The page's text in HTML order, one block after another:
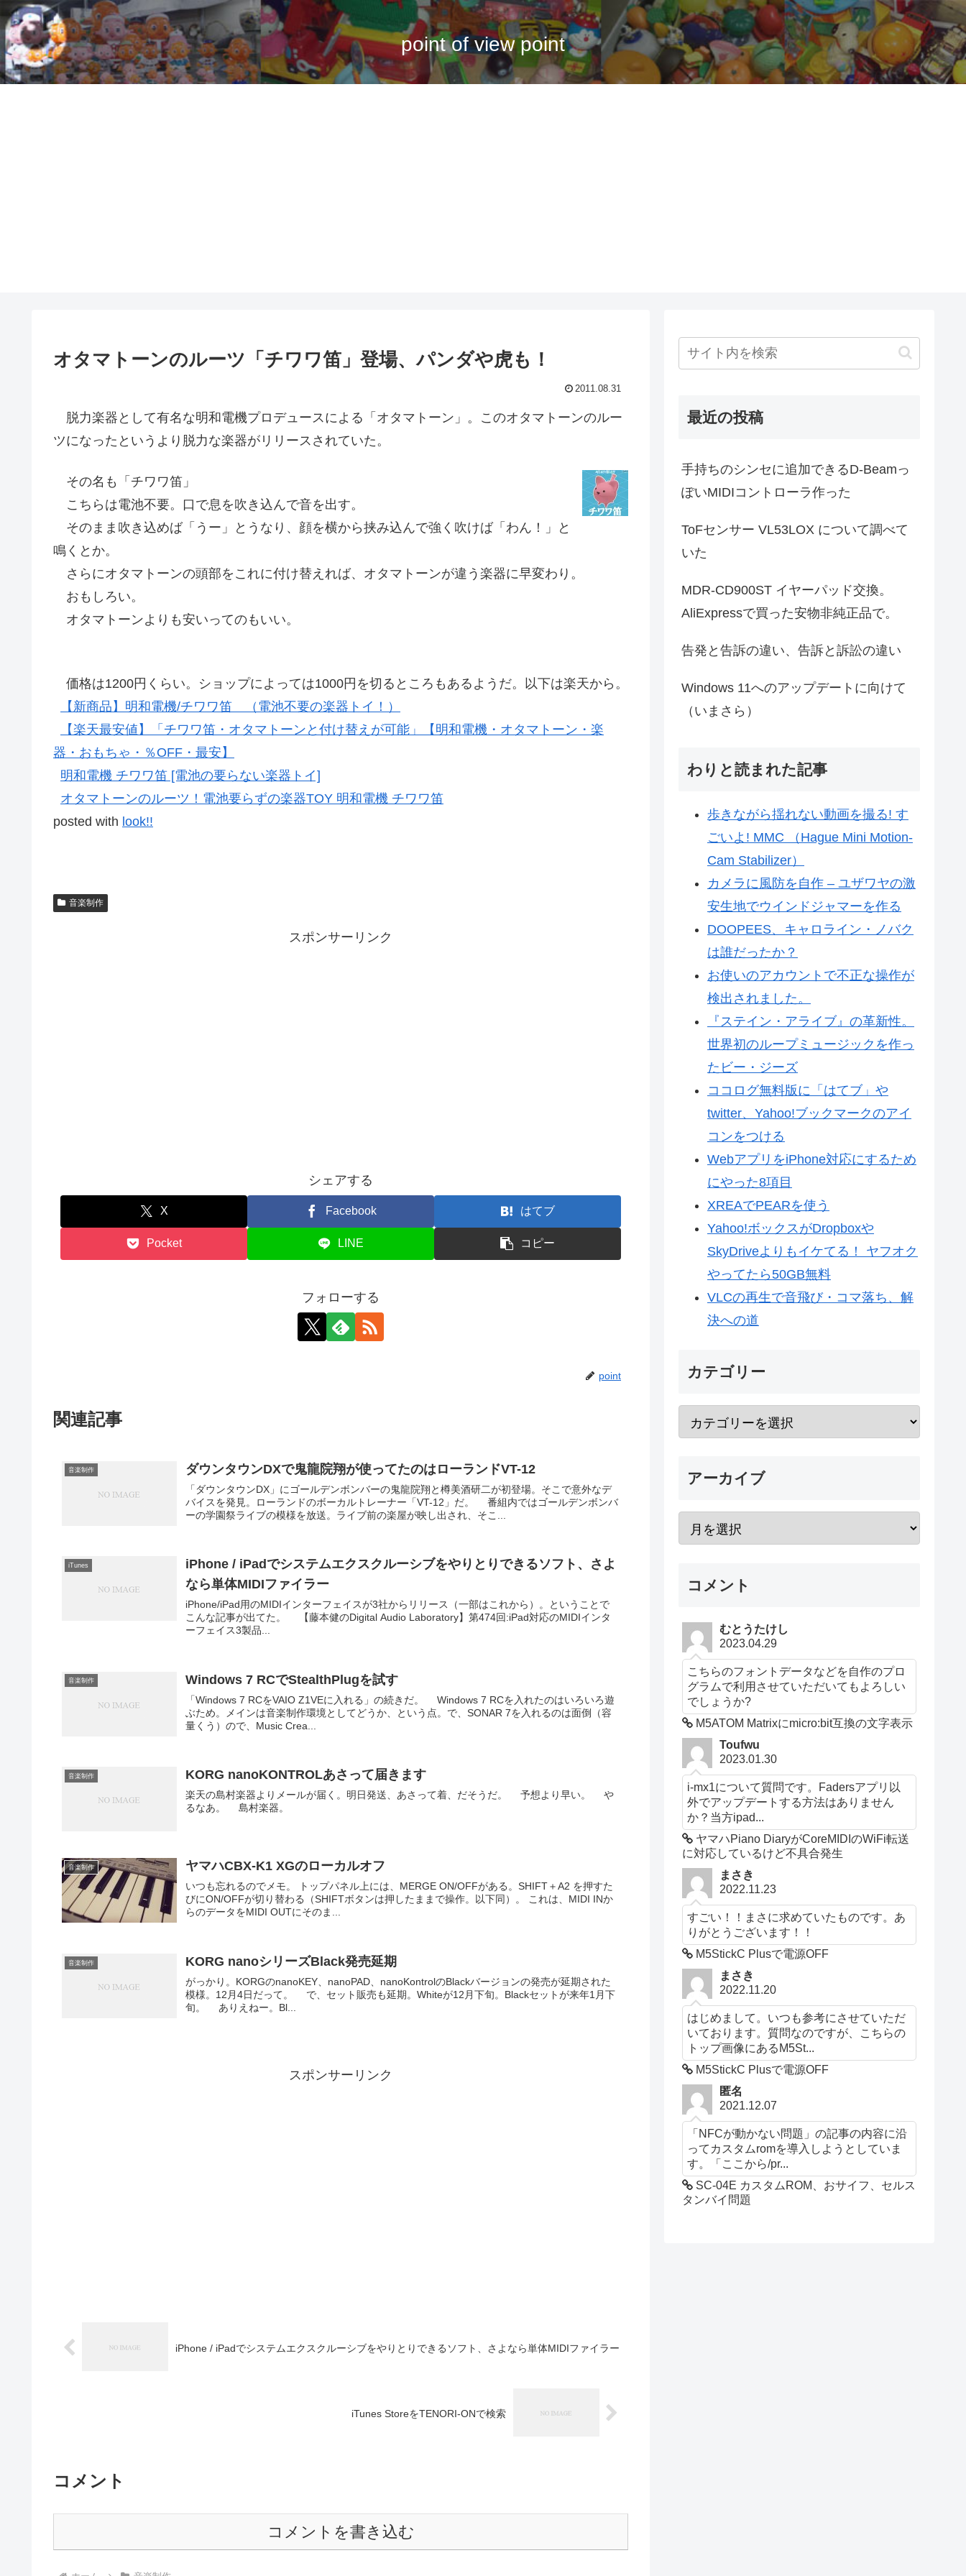
point of view point
オタマトーンのルーツ「チワワ笛」登場、パンダや虎も！
2011.08.31
脱力楽器として有名な明和電機プロデュースによる「オタマトーン」。このオタマトーンのルー
ツになったというより脱力な楽器がリリースされていた。
その名も「チワワ笛」
こちらは電池不要。口で息を吹き込んで音を出す。
そのまま吹き込めば「うー」とうなり、顔を横から挟み込んで強く吹けば「わん！」と
鳴くとか。
さらにオタマトーンの頭部をこれに付け替えれば、オタマトーンが違う楽器に早変わり。
おもしろい。
オタマトーンよりも安いってのもいい。
価格は1200円くらい。ショップによっては1000円を切るところもあるようだ。以下は楽天から。
【新商品】明和電機/チワワ笛 （電池不要の楽器トイ！）
【楽天最安値】「チワワ笛・オタマトーンと付け替えが可能」【明和電機・オタマトーン・楽
器・おもちゃ・％OFF・最安】
明和電機 チワワ笛 [電池の要らない楽器トイ]
オタマトーンのルーツ！電池要らずの楽器TOY 明和電機 チワワ笛
posted with look!!
音楽制作
スポンサーリンク
シェアする
X Facebook はてブ
Pocket LINE コピー
フォローする
point
関連記事
音楽制作 ダウンタウンDXで鬼龍院翔が使ってたのはローランドVT-12
「ダウンタウンDX」にゴールデンボンバーの鬼龍院翔と樽美酒研二が初登場。そこで意外なデ
バイスを発見。ローランドのボーカルトレーナー「VT-12」だ。 番組内ではゴールデンボンバ
ーの学園祭ライブの模様を放送。ライブ前の楽屋が映し出され、そこ...
iTunes
iPhone / iPadでシステムエクスクルーシブをやりとりできるソフト、さよ
なら単体MIDIファイラー
iPhone/iPad用のMIDIインターフェイスが3社からリリース（一部はこれから）。ということで
こんな記事が出てた。 【藤本健のDigital Audio Laboratory】第474回:iPad対応のMIDIインタ
ーフェイス3製品...
音楽制作 Windows 7 RCでStealthPlugを試す
「Windows 7 RCをVAIO Z1VEに入れる」の続きだ。 Windows 7 RCを入れたのはいろいろ遊
ぶため。メインは音楽制作環境としてどうか、という点。で、SONAR 7を入れるのは面倒（容
量くう）ので、Music Crea...
音楽制作 KORG nanoKONTROLあさって届きます
楽天の島村楽器よりメールが届く。明日発送、あさって着、だそうだ。 予想より早い。 や
るなあ。 島村楽器。
音楽制作 ヤマハCBX-K1 XGのローカルオフ
いつも忘れるのでメモ。 トップパネル上には、MERGE ON/OFFがある。SHIFT＋A2 を押すた
びにON/OFFが切り替わる（SHIFTボタンは押したままで操作。以下同）。 これは、MIDI INか
らのデータをMIDI OUTにそのま...
音楽制作 KORG nanoシリーズBlack発売延期
がっかり。KORGのnanoKEY、nanoPAD、nanoKontrolのBlackバージョンの発売が延期された
模様。12月4日だって。 で、セット販売も延期。Whiteが12月下旬。Blackセットが来年1月下
旬。 ありえねー。Bl...
スポンサーリンク
iPhone / iPadでシステムエクスクルーシブをやりとりできるソフト、さよなら単体MIDIファイラー
iTunes StoreをTENORI-ONで検索
コメント
コメントを書き込む
最近の投稿
手持ちのシンセに追加できるD-Beamっ
ぽいMIDIコントローラ作った
ToFセンサー VL53LOX について調べて
いた
MDR-CD900ST イヤーパッド交換。
AliExpressで買った安物非純正品で。
告発と告訴の違い、告訴と訴訟の違い
Windows 11へのアップデートに向けて
（いまさら）
わりと読まれた記事
歩きながら揺れない動画を撮る! す
ごいよ! MMC （Hague Mini Motion-
Cam Stabilizer）
カメラに風防を自作 – ユザワヤの激
安生地でウインドジャマーを作る
DOOPEES、キャロライン・ノバク
は誰だったか？
お使いのアカウントで不正な操作が
検出されました。
『ステイン・アライブ』の革新性。
世界初のループミュージックを作っ
たビー・ジーズ
ココログ無料版に「はてブ」や
twitter、Yahoo!ブックマークのアイ
コンをつける
WebアプリをiPhone対応にするため
にやった8項目
XREAでPEARを使う
Yahoo!ボックスがDropboxや
SkyDriveよりもイケてる！ ヤフオク
やってたら50GB無料
VLCの再生で音飛び・コマ落ち、解
決への道
カテゴリー
アーカイブ
コメント
むとうたけし
2023.04.29
こちらのフォントデータなどを自作のプロ
グラムで利用させていただいてもよろしい
でしょうか?
M5ATOM Matrixにmicro:bit互換の文字表示
Toufwu
2023.01.30
i-mx1について質問です。Fadersアプリ以
外でアップデートする方法はありません
か？当方ipad...
ヤマハPiano DiaryがCoreMIDIのWiFi転送
に対応しているけど不具合発生
まさき
2022.11.23
すごい！！まさに求めていたものです。あ
りがとうございます！！
M5StickC Plusで電源OFF
まさき
2022.11.20
はじめまして。いつも参考にさせていただ
いております。質問なのですが、こちらの
トップ画像にあるM5St...
M5StickC Plusで電源OFF
匿名
2021.12.07
「NFCが動かない問題」の記事の内容に沿
ってカスタムromを導入しようとしていま
す。「ここから/pr...
SC-04E カスタムROM、おサイフ、セルス
タンバイ問題